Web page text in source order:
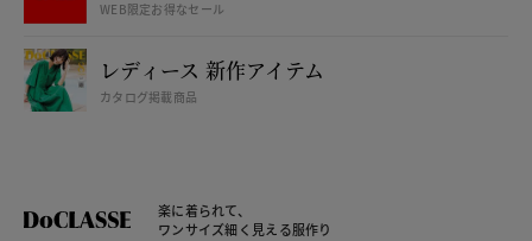
WEB限定お得なセール
レディース 新作アイテム
カタログ掲載商品
楽に着られて、
ワンサイズ細く見える服作り